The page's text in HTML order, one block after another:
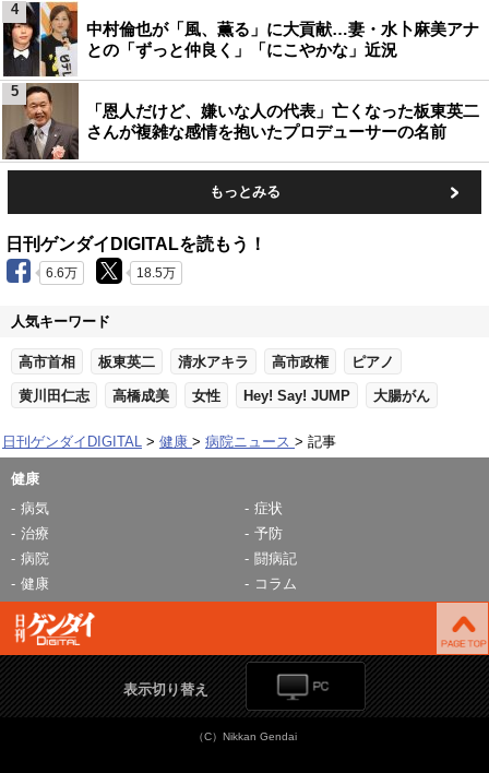
中村倫也が「風、薫る」に大貢献…妻・水卜麻美アナ
との「ずっと仲良く」「にこやかな」近況
4
「恩人だけど、嫌いな人の代表」亡くなった板東英二
さんが複雑な感情を抱いたプロデューサーの名前
5
もっとみる
日刊ゲンダイDIGITALを読もう！
6.6万 18.5万
人気キーワード
高市首相 板東英二 清水アキラ 高市政権 ピアノ
黄川田仁志 高橋成美 女性 Hey! Say! JUMP 大腸がん
日刊ゲンダイDIGITAL 健康 病院ニュース 記事
健康
病気
症状
治療
予防
病院
闘病記
健康
コラム
表示切り替え
（C）Nikkan Gendai